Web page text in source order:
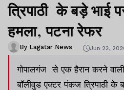
त्रिपाठी के बड़े भाई
हमला, पटना रेफर
By Lagatar News Jun 22,
गोपालगंज से एक हैरान करने
बॉलीवुड एक्टर पंकज त्रिपाठी के